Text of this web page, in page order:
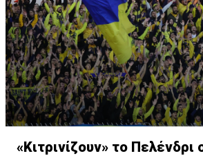
Not a done deal yet, but Mahrez is
Al-Ahli hope to move fast.🇸🇦
pic.twitter.com/Z0SmniQXIP
— Ben Jacobs (@JacobsBen)July 15,
«Κιτρινίζουν» το Πελένδρι